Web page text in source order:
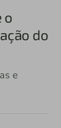
o
do
e